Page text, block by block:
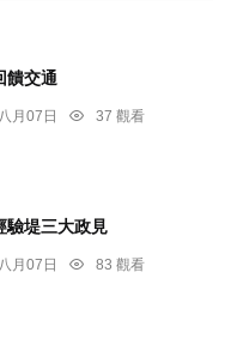
饋交通
月07日
37 觀看
驗堤三大政見
月07日
83 觀看